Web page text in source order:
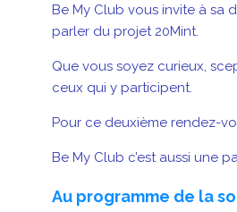
Be My Club vous invite à sa
parler du projet 20Mint.
Que vous soyez curieux,
ceux qui y participent.
Pour ce deuxième rendez-
Be My Club c’est aussi une
Au programme de la